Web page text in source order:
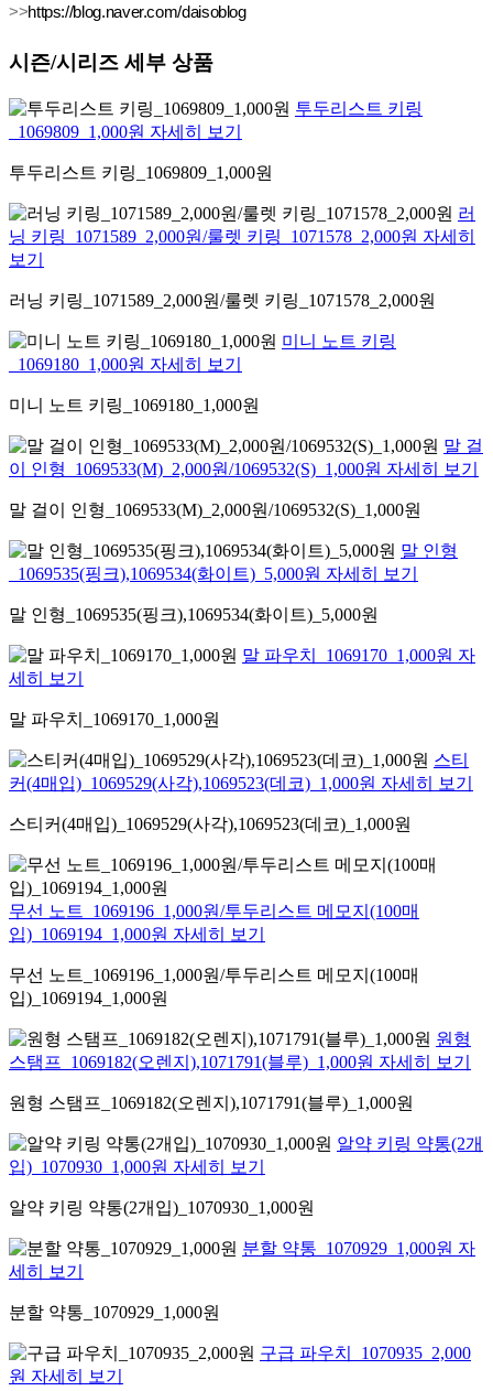
>>https://blog.naver.com/daisoblog
시즌/시리즈 세부 상품
투두리스트 키링
_1069809_1,000원 자세히 보기
투두리스트 키링_1069809_1,000원
러
닝 키링_1071589_2,000원/룰렛 키링_1071578_2,000원 자세히
보기
러닝 키링_1071589_2,000원/룰렛 키링_1071578_2,000원
미니 노트 키링
_1069180_1,000원 자세히 보기
미니 노트 키링_1069180_1,000원
말 걸
이 인형_1069533(M)_2,000원/1069532(S)_1,000원 자세히 보기
말 걸이 인형_1069533(M)_2,000원/1069532(S)_1,000원
말 인형
_1069535(핑크),1069534(화이트)_5,000원 자세히 보기
말 인형_1069535(핑크),1069534(화이트)_5,000원
말 파우치_1069170_1,000원 자
세히 보기
말 파우치_1069170_1,000원
스티
커(4매입)_1069529(사각),1069523(데코)_1,000원 자세히 보기
스티커(4매입)_1069529(사각),1069523(데코)_1,000원
무선 노트_1069196_1,000원/투두리스트 메모지(100매
입)_1069194_1,000원 자세히 보기
무선 노트_1069196_1,000원/투두리스트 메모지(100매
입)_1069194_1,000원
원형
스탬프_1069182(오렌지),1071791(블루)_1,000원 자세히 보기
원형 스탬프_1069182(오렌지),1071791(블루)_1,000원
알약 키링 약통(2개
입)_1070930_1,000원 자세히 보기
알약 키링 약통(2개입)_1070930_1,000원
분할 약통_1070929_1,000원 자
세히 보기
분할 약통_1070929_1,000원
구급 파우치_1070935_2,000
원 자세히 보기